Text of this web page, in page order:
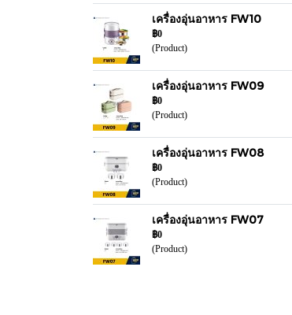
เครื่องอุ่นอาหาร FW10
฿0
(Product)
เครื่องอุ่นอาหาร FW09
฿0
(Product)
เครื่องอุ่นอาหาร FW08
฿0
(Product)
เครื่องอุ่นอาหาร FW07
฿0
(Product)